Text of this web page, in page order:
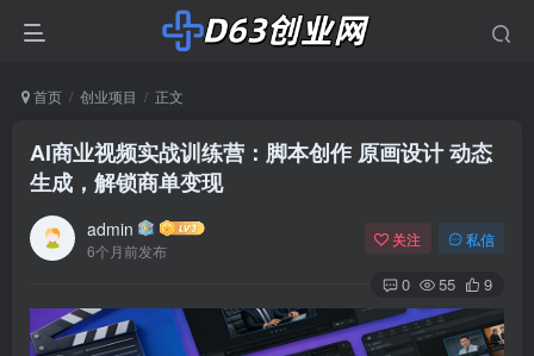
首页 创业项目 正文
AI商业视频实战训练营：脚本创作 原画设计 动态
生成，解锁商单变现
admin
6个月前发布
关注 私信
0 55 9